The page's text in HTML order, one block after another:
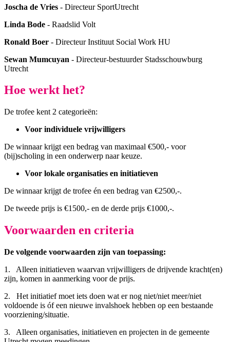
Joscha de Vries - Directeur SportUtrecht
Linda Bode - Raadslid Volt
Ronald Boer - Directeur Instituut Social Work HU
Sewan Mumcuyan - Directeur-bestuurder Stadsschouwburg
Utrecht
Hoe werkt het?
De trofee kent 2 categorieën:
Voor individuele vrijwilligers
De winnaar krijgt een bedrag van maximaal €500,- voor
(bij)scholing in een onderwerp naar keuze.
Voor lokale organisaties en initiatieven
De winnaar krijgt de trofee én een bedrag van €2500,-.
De tweede prijs is €1500,- en de derde prijs €1000,-.
Voorwaarden en criteria
De volgende voorwaarden zijn van toepassing:
1. Alleen initiatieven waarvan vrijwilligers de drijvende kracht(en)
zijn, komen in aanmerking voor de prijs.
2. Het initiatief moet iets doen wat er nog niet/niet meer/niet
voldoende is óf een nieuwe invalshoek hebben op een bestaande
voorziening/situatie.
3. Alleen organisaties, initiatieven en projecten in de gemeente